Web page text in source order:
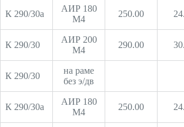
К 290/30а
АИР 180
М4
250.00
К 290/30
АИР 200
М4
290.00
К 290/30
на раме
без э/дв
К 290/30а
АИР 180
М4
250.00